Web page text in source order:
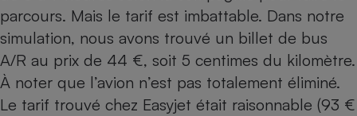
parcours. Mais le tarif est imbattable. Dans notre
simulation, nous avons trouvé un billet de bus
A/R au prix de 44 €, soit 5 centimes du kilomètre.
À noter que l’avion n’est pas totalement éliminé.
Le tarif trouvé chez Easyjet était raisonnable (93 €